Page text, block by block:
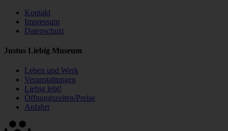
Kontakt
Impressum
Datenschutz
Justus Liebig Museum
Leben und Werk
Veranstaltungen
Liebig lebt!
Öffnungszeiten/Preise
Anfahrt